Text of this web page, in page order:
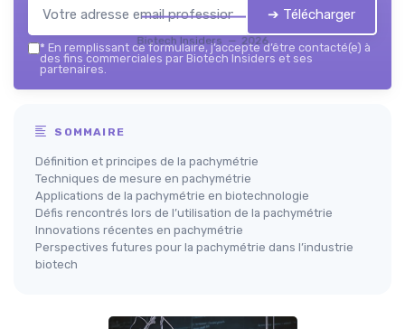
Biotech Insiders — 2026
➔ Télécharger
* En remplissant ce formulaire, j’accepte d’être contacté(e) à
des fins commerciales par Biotech Insiders et ses
partenaires.
SOMMAIRE
Définition et principes de la pachymétrie
Techniques de mesure en pachymétrie
Applications de la pachymétrie en biotechnologie
Défis rencontrés lors de l’utilisation de la pachymétrie
Innovations récentes en pachymétrie
Perspectives futures pour la pachymétrie dans l’industrie
biotech